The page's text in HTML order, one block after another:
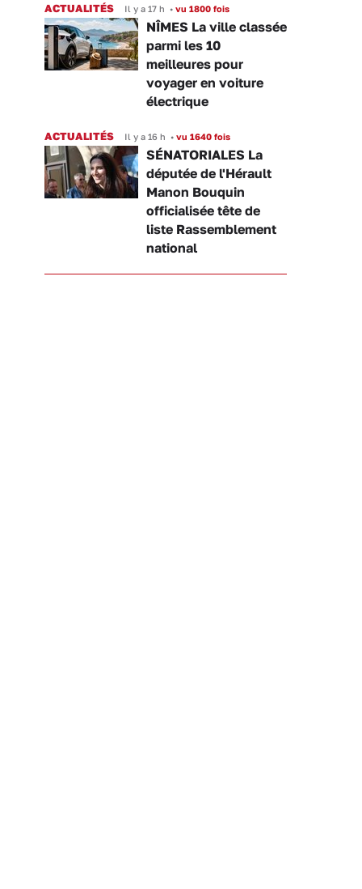
ACTUALITÉS Il y a 17 h • vu 1800 fois
NÎMES La ville classée
parmi les 10
meilleures pour
voyager en voiture
électrique
ACTUALITÉS Il y a 16 h • vu 1640 fois
SÉNATORIALES La
députée de l'Hérault
Manon Bouquin
officialisée tête de
liste Rassemblement
national